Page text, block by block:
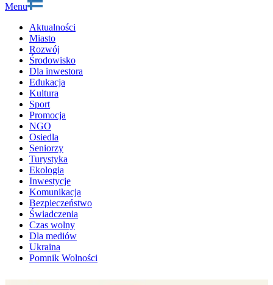
Menu
Aktualności
Miasto
Rozwój
Środowisko
Dla inwestora
Edukacja
Kultura
Sport
Promocja
NGO
Osiedla
Seniorzy
Turystyka
Ekologia
Inwestycje
Komunikacja
Bezpieczeństwo
Świadczenia
Czas wolny
Dla mediów
Ukraina
Pomnik Wolności